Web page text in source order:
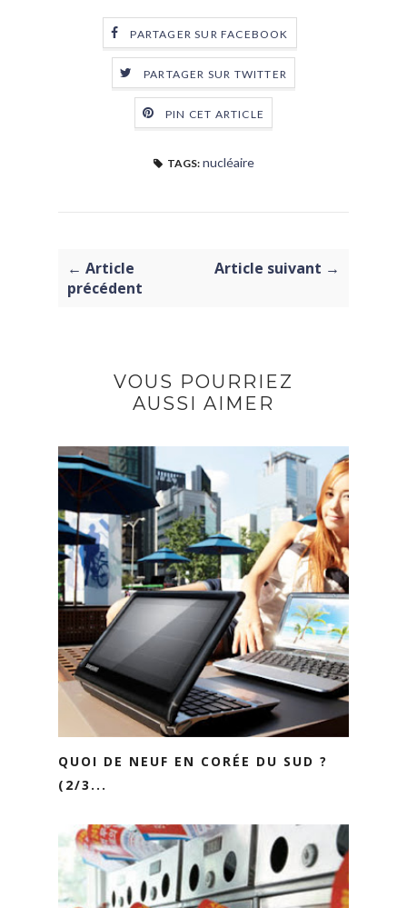
PARTAGER SUR FACEBOOK
PARTAGER SUR TWITTER
PIN CET ARTICLE
TAGS: nucléaire
← Article
précédent
Article suivant →
VOUS POURRIEZ
AUSSI AIMER
QUOI DE NEUF EN CORÉE DU SUD ?
(2/3...